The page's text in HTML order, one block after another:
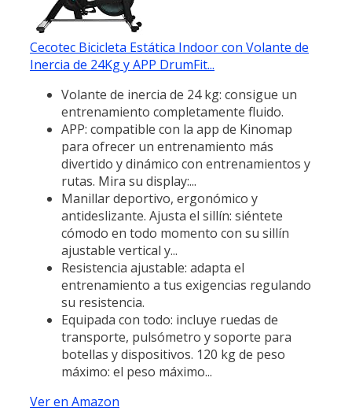
Cecotec Bicicleta Estática Indoor con Volante de
Inercia de 24Kg y APP DrumFit...
Volante de inercia de 24 kg: consigue un
entrenamiento completamente fluido.
APP: compatible con la app de Kinomap
para ofrecer un entrenamiento más
divertido y dinámico con entrenamientos y
rutas. Mira su display:...
Manillar deportivo, ergonómico y
antideslizante. Ajusta el sillín: siéntete
cómodo en todo momento con su sillín
ajustable vertical y...
Resistencia ajustable: adapta el
entrenamiento a tus exigencias regulando
su resistencia.
Equipada con todo: incluye ruedas de
transporte, pulsómetro y soporte para
botellas y dispositivos. 120 kg de peso
máximo: el peso máximo...
Ver en Amazon